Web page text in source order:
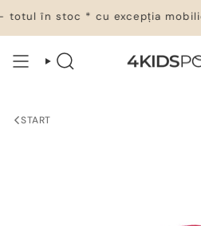
conținut
în stoc * cu excepția
CĂUTARE
START